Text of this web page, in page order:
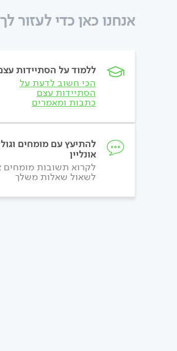
אנחנו כאן כדי לעזור לך
ללמוד על הסתיידות
הכי חשוב לדעת על
הסתיידות עצם
כתבות ומאמרים
להתיעץ עם מומחים
אונליין
לקרוא תשובות מומחים
לשאול שאלות משלך